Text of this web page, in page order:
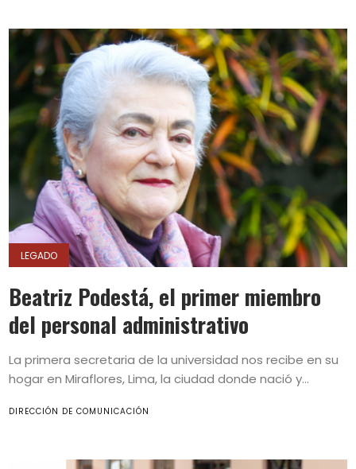
LEGADO
Beatriz Podestá, el primer miembro
del personal administrativo
La primera secretaria de la universidad nos recibe en su
hogar en Miraflores, Lima, la ciudad donde nació y...
DIRECCIÓN DE COMUNICACIÓN